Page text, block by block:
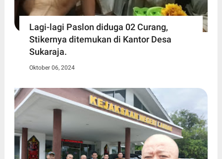
Lagi-lagi Paslon diduga 02 Curang,
Stikernya ditemukan di Kantor Desa
Sukaraja.
Oktober 06, 2024